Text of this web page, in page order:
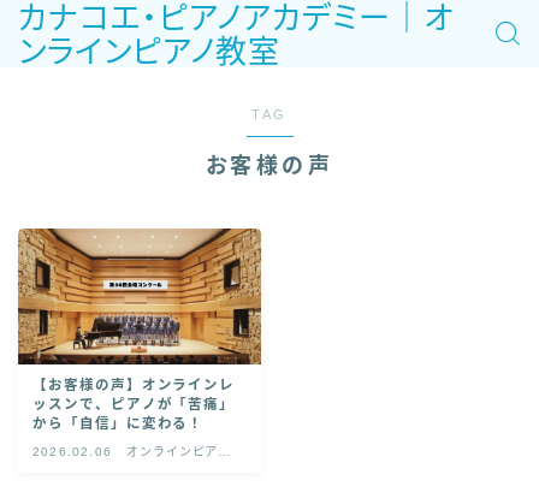
カナコエ・ピアノアカデミー｜オ
ンラインピアノ教室
TAG
お客様の声
【お客様の声】オンラインレ
ッスンで、ピアノが「苦痛」
から「自信」に変わる！
2026.02.06
オンラインピアノ